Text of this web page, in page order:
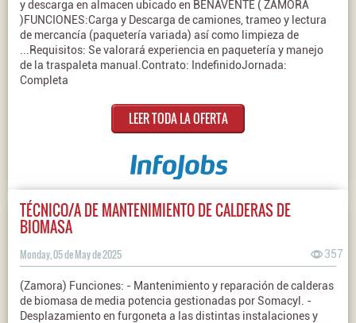
y descarga en almacen ubicado en BENAVENTE ( ZAMORA
)FUNCIONES:Carga y Descarga de camiones, trameo y lectura
de mercancía (paquetería variada) así como limpieza de
...Requisitos: Se valorará experiencia en paquetería y manejo
de la traspaleta manual.Contrato: IndefinidoJornada:
Completa
LEER TODA LA OFERTA
TÉCNICO/A DE MANTENIMIENTO DE CALDERAS DE
BIOMASA
Monday, 05 de May de 2025 357
(Zamora) Funciones: - Mantenimiento y reparación de calderas
de biomasa de media potencia gestionadas por Somacyl. -
Desplazamiento en furgoneta a las distintas instalaciones y